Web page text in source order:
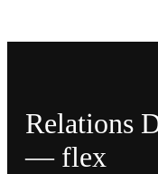
Relations
— flex